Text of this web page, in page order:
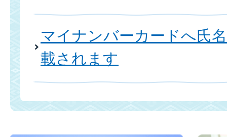
マイナンバーカードへ氏
載されます